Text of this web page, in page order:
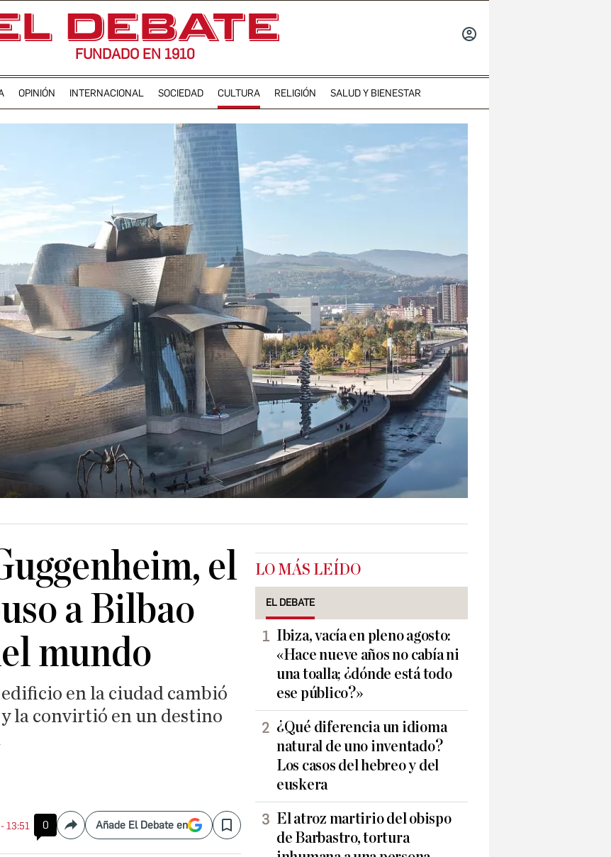
FUNDADO EN 1910
OPINIÓN INTERNACIONAL SOCIEDAD CULTURA RELIGIÓN SALUD Y BIENESTAR
el
a Bilbao
mundo
en la ciudad cambió
la convirtió en un destino
13:51 0 CompartirAñade El Debate en Save
LO MÁS LEÍDO
EL DEBATE
Ibiza, vacía en pleno agosto:
«Hace nueve años no cabía ni
una toalla; ¿dónde está todo
ese público?»
¿Qué diferencia un idioma
natural de uno inventado?
Los casos del hebreo y del
euskera
El atroz martirio del obispo
de Barbastro, tortura